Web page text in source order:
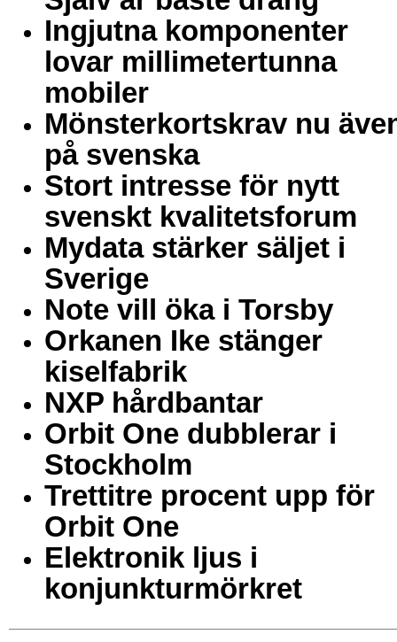
Ingjutna komponenter
lovar millimetertunna
mobiler
Mönsterkortskrav nu
på svenska
Stort intresse för nytt
svenskt kvalitetsforum
Mydata stärker säljet i
Sverige
Note vill öka i Torsby
Orkanen Ike stänger
kiselfabrik
NXP hårdbantar
Orbit One dubblerar i
Stockholm
Trettitre procent upp för
Orbit One
Elektronik ljus i
konjunkturmörkret